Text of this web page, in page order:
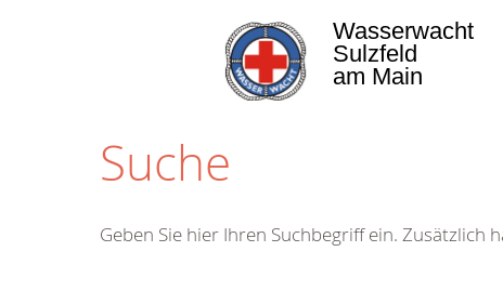
Wasserwacht
Sulzfeld
am Main
Suche
Geben Sie hier Ihren Suchbegriff ein. Zusätzlich